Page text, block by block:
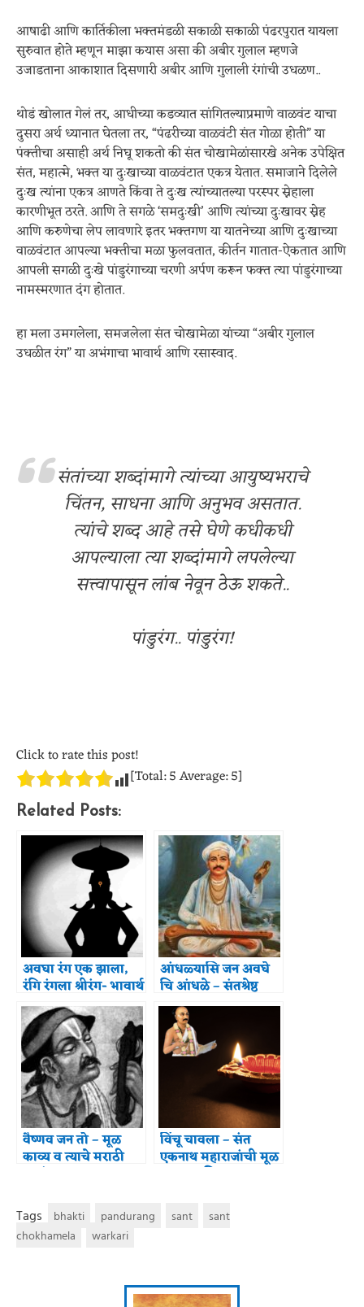
आषाढी आणि कार्तिकीला भक्तमंडळी सकाळी सकाळी पंढरपुरात यायला
सुरुवात होते म्हणून माझा कयास असा की अबीर गुलाल म्हणजे
उजाडताना आकाशात दिसणारी अबीर आणि गुलाली रंगांची उधळण..
थोडं खोलात गेलं तर, आधीच्या कडव्यात सांगितल्याप्रमाणे वाळवंट याचा
दुसरा अर्थ ध्यानात घेतला तर, “पंढरीच्या वाळवंटी संत गोळा होती” या
पंक्तीचा असाही अर्थ निघू शकतो की संत चोखामेळांसारखे अनेक उपेक्षित
संत, महात्मे, भक्त या दुःखाच्या वाळवंटात एकत्र येतात. समाजाने दिलेले
दुःख त्यांना एकत्र आणते किंवा ते दुःख त्यांच्यातल्या परस्पर स्नेहाला
कारणीभूत ठरते. आणि ते सगळे ‘समदुःखी’ आणि त्यांच्या दुःखावर स्नेह
आणि करुणेचा लेप लावणारे इतर भक्तगण या यातनेच्या आणि दुःखाच्या
वाळवंटात आपल्या भक्तीचा मळा फुलवतात, कीर्तन गातात-ऐकतात आणि
आपली सगळी दुःखे पांडुरंगाच्या चरणी अर्पण करून फक्त त्या पांडुरंगाच्या
नामस्मरणात दंग होतात.
हा मला उमगलेला, समजलेला संत चोखामेळा यांच्या “अबीर गुलाल
उधळीत रंग” या अभंगाचा भावार्थ आणि रसास्वाद.
संतांच्या शब्दांमागे त्यांच्या आयुष्यभराचे
चिंतन, साधना आणि अनुभव असतात.
त्यांचे शब्द आहे तसे घेणे कधीकधी
आपल्याला त्या शब्दांमागे लपलेल्या
सत्त्वापासून लांब नेवून ठेऊ शकते..
पांडुरंग.. पांडुरंग!
Click to rate this post!
[Total:5Average:5]
Related Posts:
अवघा रंग एक झाला,
रंगि रंगला श्रीरंग- भावार्थ
आंधळ्यासि जन अवघे
चि आंधळे – संतश्रेष्ठ
तुकाराम महाराज
(भावार्थ)
वैष्णव जन तो – मूळ
काव्य व त्याचे मराठी
भाषांतर
विंचू चावला – संत
एकनाथ महाराजांची मूळ
रचना आणि त्याचा
Tags bhakti pandurang sant
sant
chokhamela
warkari